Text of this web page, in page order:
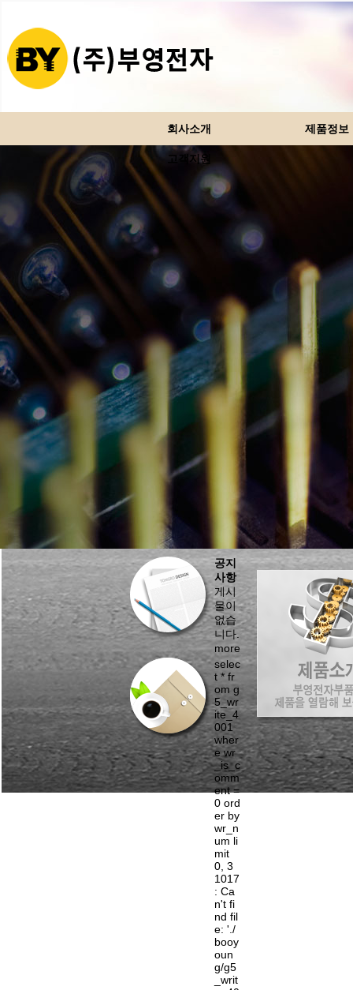
회사소개 제품정보
고객지원
공지
사항
게시
물이
없습
니다.
more
selec
t * fr
om g
5_wr
ite_4
001
wher
e wr
_is_c
omm
ent =
0 ord
er by
wr_n
um li
mit
0, 3
1017
: Ca
n't fi
nd fil
e: './
booy
oun
g/g5
_writ